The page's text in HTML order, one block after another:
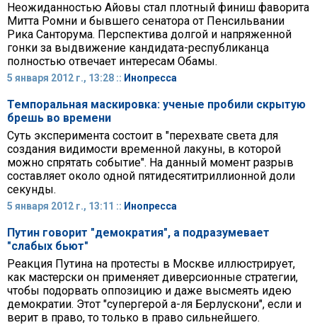
Неожиданностью Айовы стал плотный финиш фаворита
Митта Ромни и бывшего сенатора от Пенсильвании
Рика Санторума. Перспектива долгой и напряженной
гонки за выдвижение кандидата-республиканца
полностью отвечает интересам Обамы.
5 января 2012 г., 13:28 :: Инопресса
Темпоральная маскировка: ученые пробили скрытую
брешь во времени
Суть эксперимента состоит в "перехвате света для
создания видимости временной лакуны, в которой
можно спрятать событие". На данный момент разрыв
составляет около одной пятидесятитриллионной доли
секунды.
5 января 2012 г., 13:11 :: Инопресса
Путин говорит "демократия", а подразумевает
"слабых бьют"
Реакция Путина на протесты в Москве иллюстрирует,
как мастерски он применяет диверсионные стратегии,
чтобы подорвать оппозицию и даже высмеять идею
демократии. Этот "супергерой а-ля Берлускони", если и
верит в право, то только в право сильнейшего.